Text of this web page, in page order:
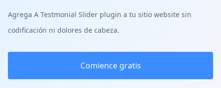
Agrega A Testmonial Slider plugin a tu sitio website sin
codificación ni dolores de cabeza.
Comience gratis